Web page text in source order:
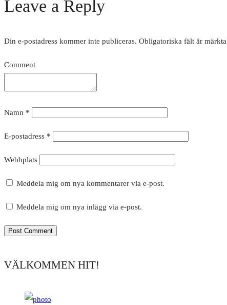
Leave a Reply
Din e-postadress kommer inte publiceras. Obligatoriska fält är märkta
Comment
Namn *
E-postadress *
Webbplats
Meddela mig om nya kommentarer via e-post.
Meddela mig om nya inlägg via e-post.
VÄLKOMMEN HIT!